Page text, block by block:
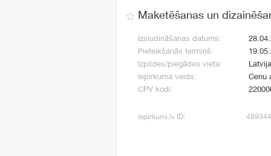
Maketēšanas un
Izsludināšanas datums:
Pieteikšanās termiņš:
Izpildes/piegādes vieta:
Iepirkuma veids:
Cenu
CPV kodi:
Iepirkumi.lv ID: